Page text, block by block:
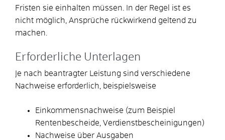
Fristen sie einhalten müssen. In der Regel ist es
nicht möglich, Ansprüche rückwirkend geltend zu
machen.
Erforderliche Unterlagen
Je nach beantragter Leistung sind verschiedene
Nachweise erforderlich, beispielsweise
Einkommensnachweise (zum Beispiel
Rentenbescheide, Verdienstbescheinigungen)
Nachweise über Ausgaben